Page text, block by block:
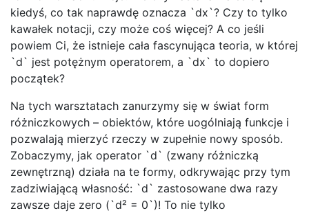
kiedyś, co tak naprawdę oznacza `dx`? Czy to tylko
kawałek notacji, czy może coś więcej? A co jeśli
powiem Ci, że istnieje cała fascynująca teoria, w której
`d` jest potężnym operatorem, a `dx` to dopiero
początek?
Na tych warsztatach zanurzymy się w świat form
różniczkowych – obiektów, które uogólniają funkcje i
pozwalają mierzyć rzeczy w zupełnie nowy sposób.
Zobaczymy, jak operator `d` (zwany różniczką
zewnętrzną) działa na te formy, odkrywając przy tym
zadziwiającą własność: `d` zastosowane dwa razy
zawsze daje zero (`d² = 0`)! To nie tylko